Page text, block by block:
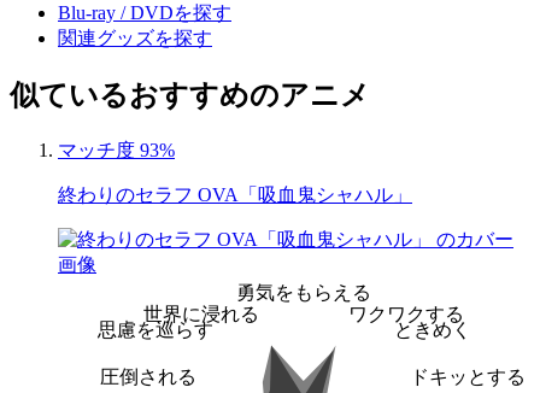
Blu-ray / DVDを探す
関連グッズを探す
似ているおすすめのアニメ
マッチ度 93%
終わりのセラフ OVA「吸血鬼シャハル」
勇気をもらえる
ワクワクする
ときめく
ドキッとする
圧倒される
思慮を巡らす
世界に浸れる